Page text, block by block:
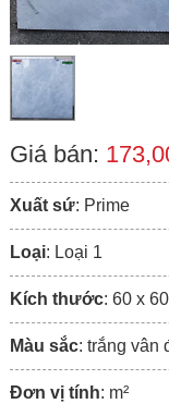
Giá bán:
Xuất sứ: Prime
Loại: Loại 1
Kích thước: 60 x
Màu sắc: trắng vân
Đơn vị tính: m²